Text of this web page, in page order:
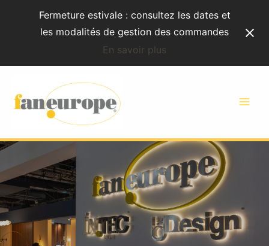
Fermeture estivale : consultez les dates et
les modalités de gestion des commandes
En savoir plus